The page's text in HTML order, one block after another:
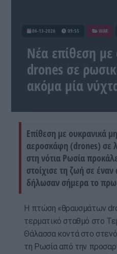
06-13-2026 09:55 WAR
Νέα επίθεση με
drones σε
ακόμα μία
Επίθεση με ουκρανικά
αεροσκάφη (drones) σε
στη νότια Ρωσία
στοίχισε τη ζωή σε
δήλωσαν σήμερα το
Η πτώση «θραυσμάτων
τερματικό σταθμό στο
Θάλασσα κοντά στο
τη Ρωσία από την